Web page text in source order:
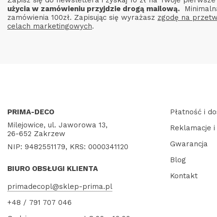
użycia w zamówieniu przyjdzie drogą mailową.
zamówienia 100zł. Zapisując się wyrażasz zgodę na
celach marketingowych.
PRIMA-DECO
Milejowice, ul. Jaworowa 13,
26-652 Zakrzew
NIP: 9482551179, KRS: 0000341120
BIURO OBSŁUGI KLIENTA
primadecopl@sklep-prima.pl
+48 / 791 707 046
Płatność i
Reklamacje
Gwarancja
Blog
Kontakt